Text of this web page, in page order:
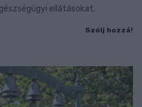
ellátásokat.
Szólj hozzá!